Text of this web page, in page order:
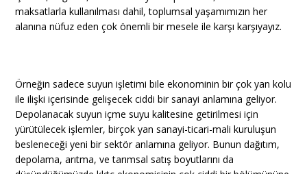
maksatlarla kullanılması dahil, toplumsal yaşamımızın her
alanına nüfuz eden çok önemli bir mesele ile karşı karşıyayız.
Örneğin sadece suyun işletimi bile ekonominin bir çok yan kolu
ile ilişki içerisinde gelişecek ciddi bir sanayi anlamına geliyor.
Depolanacak suyun içme suyu kalitesine getirilmesi için
yürütülecek işlemler, birçok yan sanayi-ticari-mali kuruluşun
besleneceği yeni bir sektör anlamına geliyor. Bunun dağıtım,
depolama, arıtma, ve tarımsal satış boyutlarını da